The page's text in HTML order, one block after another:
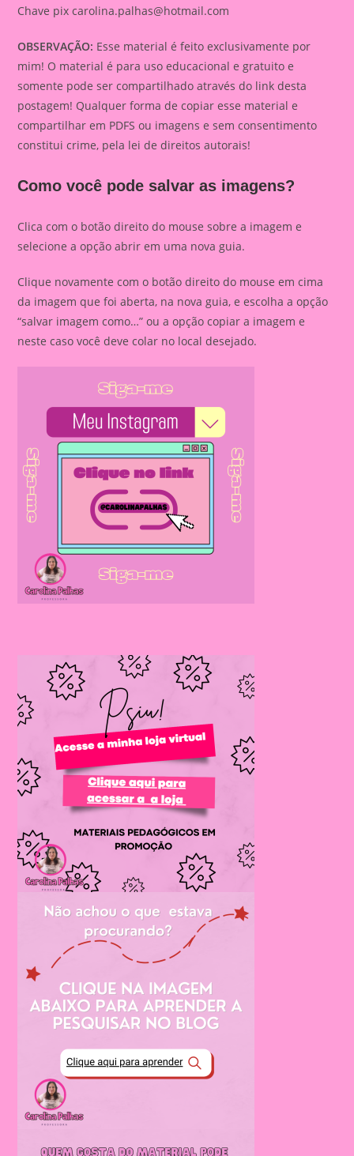
Chave pixcarolina.palhas@hotmail.com
OBSERVAÇÃO: Esse material é feito exclusivamente por
mim! O material é para uso educacional e gratuito e
somente pode ser compartilhado através do link desta
postagem! Qualquer forma de copiar esse material e
compartilhar em PDFS ou imagens e sem consentimento
constitui crime, pela lei de direitos autorais!
Como você pode salvar as imagens?
Clica com o botão direito do mouse sobre a imagem e
selecione a opção abrir em uma nova guia.
Clique novamente com o botão direito do mouse em cima
da imagem que foi aberta, na nova guia, e escolha a opção
“salvar imagem como…” ou a opção copiar a imagem e
neste caso você deve colar no local desejado.